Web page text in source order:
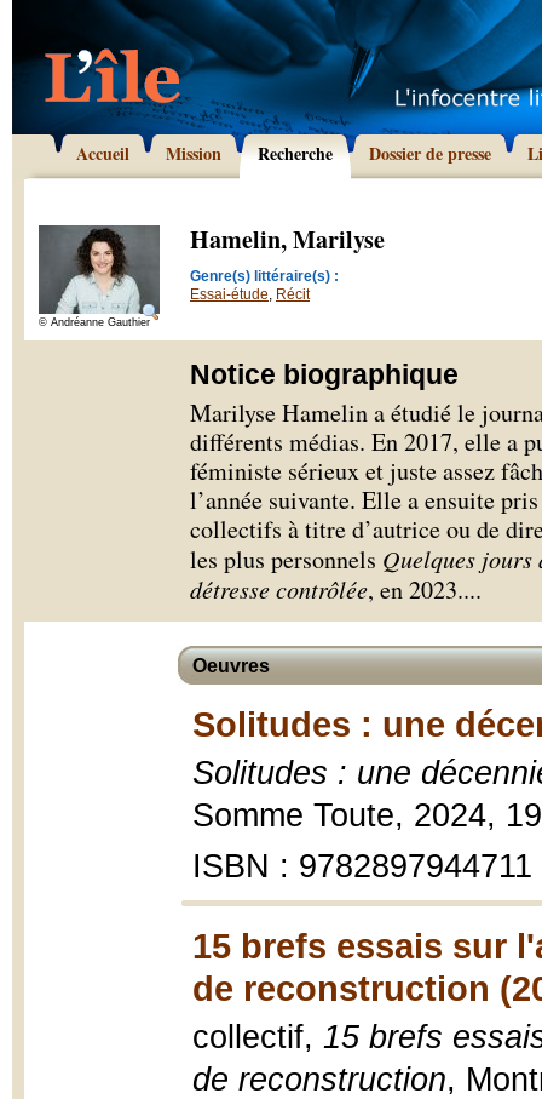
Accueil Mission Recherche Dossier de presse
© Andréanne Gauthier
Hamelin, Marilyse
Genre(s) littéraire(s) :
Essai-étude, Récit
Notice biographique
Marilyse Hamelin a étudié le
différents médias. En 2017, elle a
féministe sérieux et juste assez
l’année suivante. Elle a ensuite
collectifs à titre d’autrice ou de
les plus personnels Quelques jours
détresse contrôlée, en 2023....
Oeuvres
Solitudes : une
Solitudes : une
Somme Toute, 2024,
ISBN : 9782897944711
15 brefs essais sur
de reconstruction
collectif, 15 brefs
de reconstruction,